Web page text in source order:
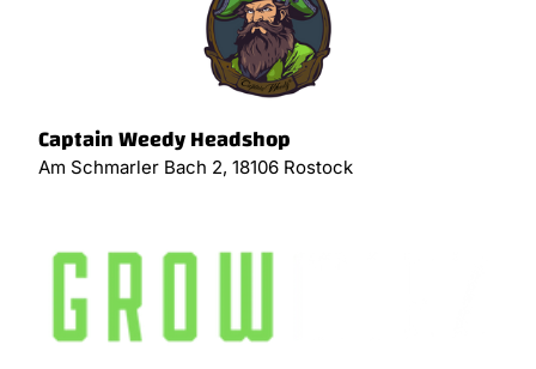
Captain Weedy Headshop
Am Schmarler Bach 2, 18106 Rostock